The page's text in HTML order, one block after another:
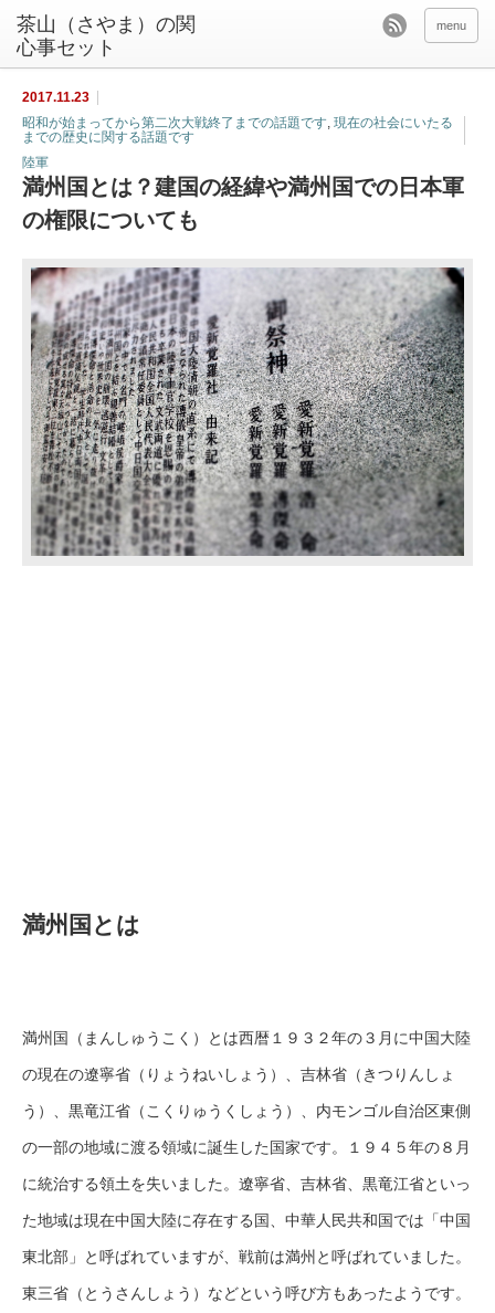
茶山（さやま）の関
心事セット
menu
2017.11.23
昭和が始まってから第二次大戦終了までの話題です, 現在の社会にいたる
までの歴史に関する話題です
陸軍
満州国とは？建国の経緯や満州国での日本軍
の権限についても
満州国とは
満州国（まんしゅうこく）とは西暦１９３２年の３月に中国大陸
の現在の遼寧省（りょうねいしょう）、吉林省（きつりんしょ
う）、黒竜江省（こくりゅうくしょう）、内モンゴル自治区東側
の一部の地域に渡る領域に誕生した国家です。１９４５年の８月
に統治する領土を失いました。遼寧省、吉林省、黒竜江省といっ
た地域は現在中国大陸に存在する国、中華人民共和国では「中国
東北部」と呼ばれていますが、戦前は満州と呼ばれていました。
東三省（とうさんしょう）などという呼び方もあったようです。